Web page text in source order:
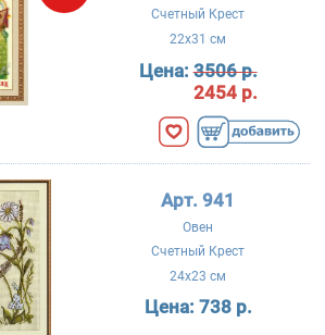
Счетный Крест
22x31 см
Цена:3506 р.
2454 р.
Арт. 941
Овен
Счетный Крест
24x23 см
Цена: 738 р.